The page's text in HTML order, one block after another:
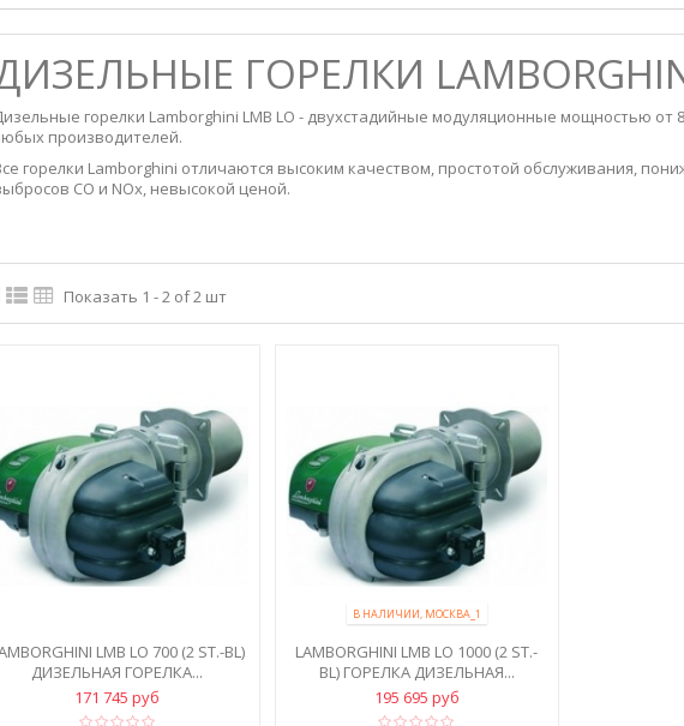
ГОРЕЛКИ
горелки Lamborghini LMB LO - двухстадийные модуляционные мощностью от
производителей.
горелки Lamborghini отличаются высоким качеством, простотой обслуживания,
СО и NOx, невысокой ценой.
Показать 1 - 2 of 2 шт
LMB LO 700 (2 ST.-BL)
ДИЗЕЛЬНАЯ ГОРЕЛКА...
171 745 руб
В НАЛИЧИИ, МОСКВА_1
LAMBORGHINI LMB LO 1000 (2 ST.-
BL) ГОРЕЛКА ДИЗЕЛЬНАЯ...
195 695 руб